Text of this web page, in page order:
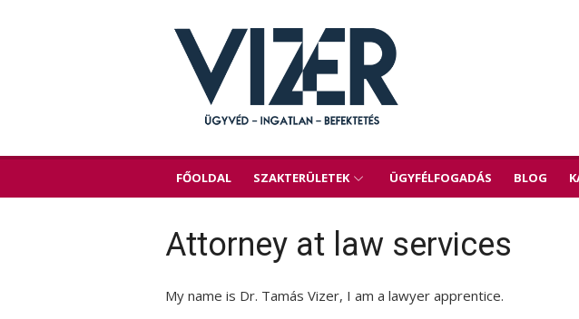
FŐOLDAL SZAKTERÜLETEK ÜGYFÉLFOGADÁS BLOG
Attorney at law services
My name is Dr. Tamás Vizer, I am a lawyer apprentice.